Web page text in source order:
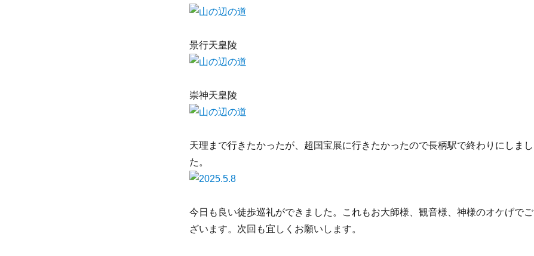
景行天皇陵
崇神天皇陵
天理まで行きたかったが、超国宝展に行きたかったので長柄駅で終わりにしまし
た。
今日も良い徒歩巡礼ができました。これもお大師様、観音様、神様のオケげでご
ざいます。次回も宜しくお願いします。